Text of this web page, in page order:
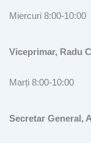
Miercuri 8:00-10:00
Viceprimar, Radu
Marți 8:00-10:00
Secretar General,